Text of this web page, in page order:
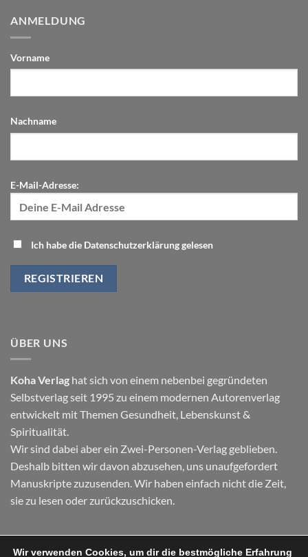
ANMELDUNG
Vorname
Nachname
E-Mail-Adresse:
Ich habe die Datenschutzerklärung gelesen
ÜBER UNS
Koha Verlag hat sich von einem nebenbei gegründeten
Selbstverlag seit 1995 zu einem modernen Autorenverlag
entwickelt mit Themen Gesundheit, Lebenskunst&
Spiritualität.
Wir sind dabei aber ein Zwei-Personen-Verlag geblieben.
Deshalb bitten wir davon abzusehen, uns unaufgefordert
Manuskripte zuzusenden. Wir haben einfach nicht die Zeit,
sie zu lesen oder zurückzuschicken.
Wir verwenden Cookies, um dir die bestmögliche Erfahrung